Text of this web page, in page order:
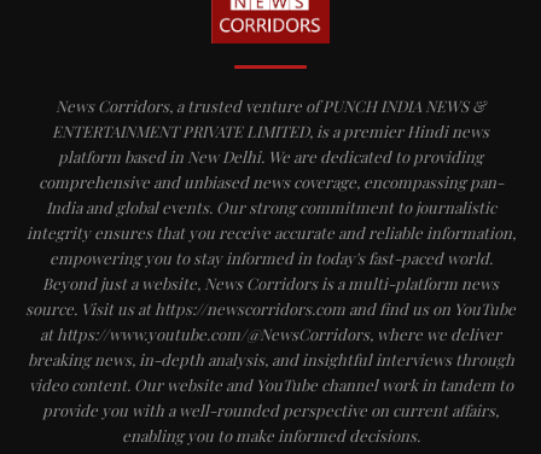
News Corridors, a trusted venture of PUNCH INDIA NEWS &
ENTERTAINMENT PRIVATE LIMITED, is a premier Hindi news
platform based in New Delhi. We are dedicated to providing
comprehensive and unbiased news coverage, encompassing pan-
India and global events. Our strong commitment to journalistic
integrity ensures that you receive accurate and reliable information,
empowering you to stay informed in today's fast-paced world.
Beyond just a website, News Corridors is a multi-platform news
source. Visit us at https://newscorridors.com and find us on YouTube
at https://www.youtube.com/@NewsCorridors, where we deliver
breaking news, in-depth analysis, and insightful interviews through
video content. Our website and YouTube channel work in tandem to
provide you with a well-rounded perspective on current affairs,
enabling you to make informed decisions.